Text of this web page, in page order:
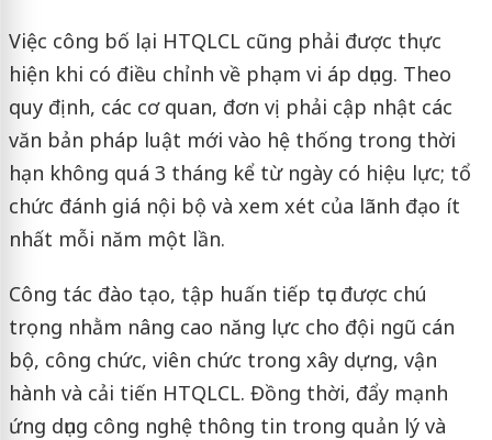
Việc công bố lại HTQLCL cũng phải được thực
hiện khi có điều chỉnh về phạm vi áp dụng. Theo
quy định, các cơ quan, đơn vị phải cập nhật các
văn bản pháp luật mới vào hệ thống trong thời
hạn không quá 3 tháng kể từ ngày có hiệu lực; tổ
chức đánh giá nội bộ và xem xét của lãnh đạo ít
nhất mỗi năm một lần.
Công tác đào tạo, tập huấn tiếp tục được chú
trọng nhằm nâng cao năng lực cho đội ngũ cán
bộ, công chức, viên chức trong xây dựng, vận
hành và cải tiến HTQLCL. Đồng thời, đẩy mạnh
ứng dụng công nghệ thông tin trong quản lý và